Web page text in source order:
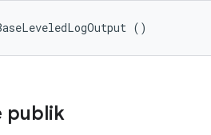
()
publik